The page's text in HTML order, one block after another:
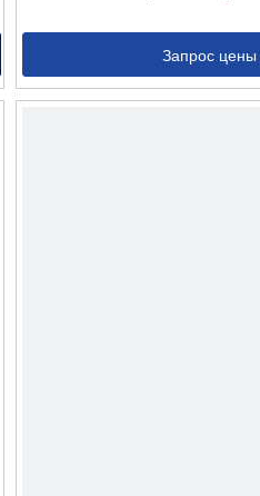
Запрос цены